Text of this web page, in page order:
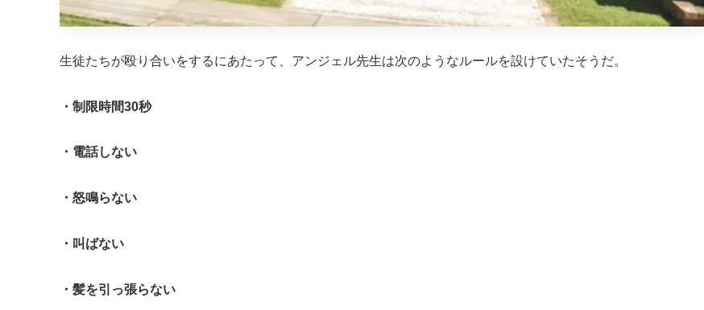
生徒たちが殴り合いをするにあたって、アンジェル先生は次のようなルールを設けていたそうだ。
・制限時間30秒
・電話しない
・怒鳴らない
・叫ばない
・髪を引っ張らない